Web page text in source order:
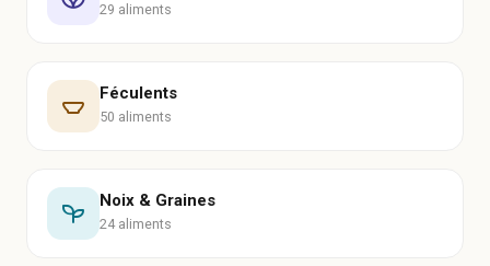
29 aliments
Féculents
50 aliments
Noix & Graines
24 aliments